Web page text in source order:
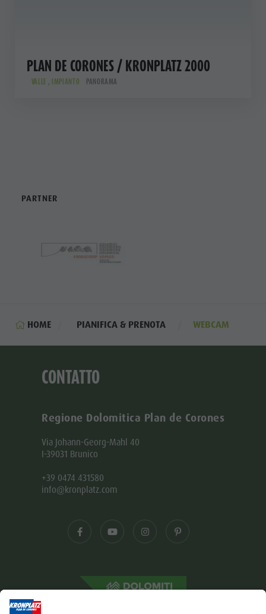
PLAN DE CORONES / KRONPLATZ 2000
VALLE , IMPIANTO PANORAMA
PARTNER
HOME PIANIFICA & PRENOTA WEBCAM
CONTATTO
Regione Dolomitica Plan de Corones
Via Johann-Georg-Mahl 40
I-39031 Brunico
+39 0474 431580
info@kronplatz.com